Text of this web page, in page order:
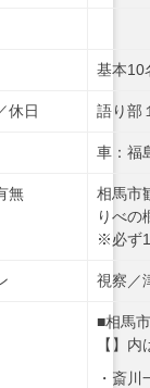
基本10
休日 語り部
車：福
無
相馬市
りべの
※必ず
視察／
■相馬
【】
・斎